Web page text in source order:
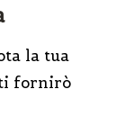
la tua
fornirò